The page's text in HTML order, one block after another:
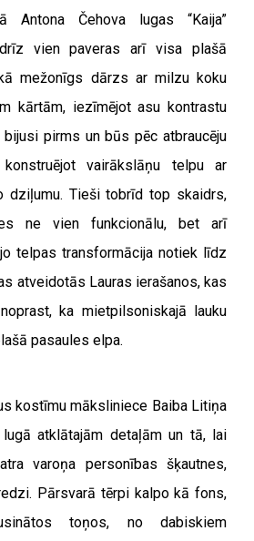
Antona Čehova lugas “Kaija”
vien paveras arī visa plašā
mežonīgs dārzs ar milzu koku
kārtām, iezīmējot asu kontrastu
pirms un būs pēc atbraucēju
konstruējot vairākslāņu telpu ar
dziļumu. Tieši tobrīd top skaidrs,
ne vien funkcionālu, bet arī
telpas transformācija notiek līdz
atveidotās Lauras ierašanos, kas
ka mietpilsoniskajā lauku
pasaules elpa.
kostīmu māksliniece Baiba Litiņa
atklātajām detaļām un tā, lai
varoņa personības šķautnes,
Pārsvarā tērpi kalpo kā fons,
toņos, no dabiskiem